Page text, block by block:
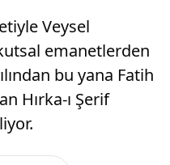
Veysel
emanetlerden
bu yana Fatih
Hırka-ı Şerif